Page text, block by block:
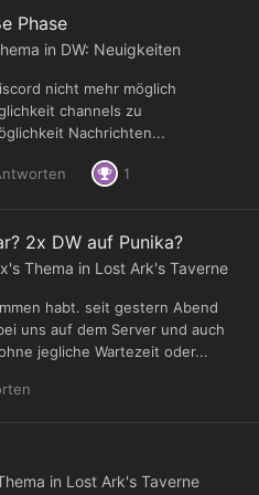
Phase
in DW: Neuigkeiten
nicht mehr möglich
channels zu
Nachrichten...
1
2x DW auf Punika?
's Thema in Lost Ark's Taverne
habt. seit gestern Abend
uns auf dem Server und auch
jegliche Wartezeit oder...
in Lost Ark's Taverne